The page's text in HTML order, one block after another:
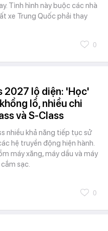
Tình hình này buộc các nhà
xe Trung Quốc phải thay
0
2027 lộ diện: 'Học'
lồ, nhiều chi
và S-Class
nhiều khả năng tiếp tục sử
hệ truyền động hiện hành.
máy xăng, máy dầu và máy
sạc.
0